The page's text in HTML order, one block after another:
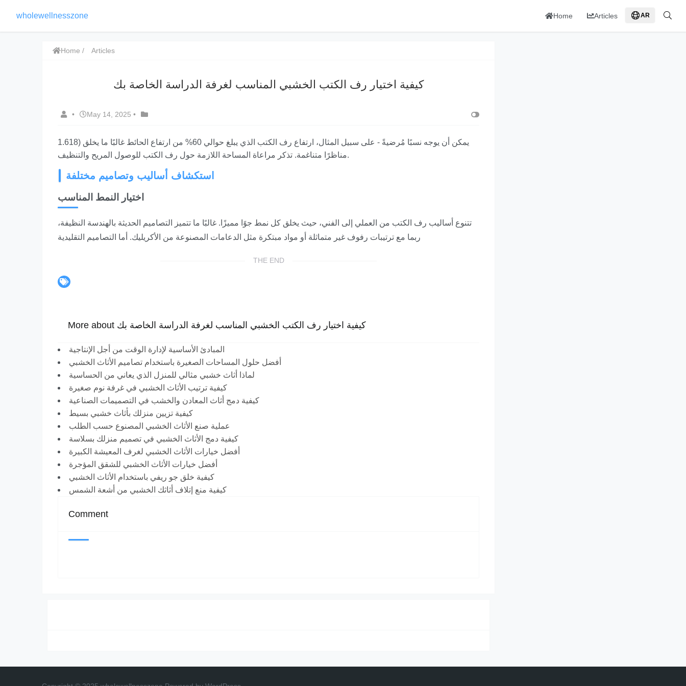
wholewellnesszone Home Articles AR
Home Articles
كيفية اختيار رف الكتب الخشبي المناسب لغرفة الدراسة الخاصة بك
• May 14, 2025 •
1.618) يمكن أن يوجه نسبًا مُرضيةً - على سبيل المثال، ارتفاع رف الكتب الذي يبلغ حوالي 60% من ارتفاع الحائط غالبًا ما يخلق
مناظرًا متناغمة. تذكر مراعاة المساحة اللازمة حول رف الكتب للوصول المريح والتنظيف.
استكشاف أساليب وتصاميم مختلفة
اختيار النمط المناسب
تتنوع أساليب رف الكتب من العملي إلى الفني، حيث يخلق كل نمط جوًا مميزًا. غالبًا ما تتميز التصاميم الحديثة بالهندسة النظيفة،
ربما مع ترتيبات رفوف غير متماثلة أو مواد مبتكرة مثل الدعامات المصنوعة من الأكريليك. أما التصاميم التقليدية
THE END
More about كيفية اختيار رف الكتب الخشبي المناسب لغرفة الدراسة الخاصة بك
المبادئ الأساسية لإدارة الوقت من أجل الإنتاجية
أفضل حلول المساحات الصغيرة باستخدام تصاميم الأثاث الخشبي
لماذا أثاث خشبي مثالي للمنزل الذي يعاني من الحساسية
كيفية ترتيب الأثاث الخشبي في غرفة نوم صغيرة
كيفية دمج أثاث المعادن والخشب في التصميمات الصناعية
كيفية تزيين منزلك بأثاث خشبي بسيط
عملية صنع الأثاث الخشبي المصنوع حسب الطلب
كيفية دمج الأثاث الخشبي في تصميم منزلك بسلاسة
أفضل خيارات الأثاث الخشبي لغرف المعيشة الكبيرة
أفضل خيارات الأثاث الخشبي للشقق المؤجرة
كيفية خلق جو ريفي باستخدام الأثاث الخشبي
كيفية منع إتلاف أثاثك الخشبي من أشعة الشمس
Comment